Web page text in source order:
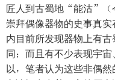
匠人到古蜀地“能沽”（
崇拜偶像器物的史事真
内目前所发现器物上有
同；而且有不少表现宇
以，笔者认为这些非偶